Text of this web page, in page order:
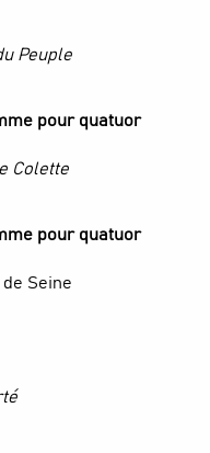
Peuple
pour quatuor
Colette
pour quatuor
Seine